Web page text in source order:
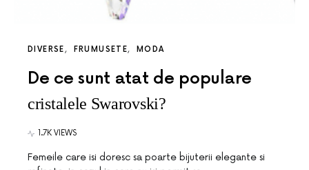
DIVERSE FRUMUSETE MODA
De ce sunt atat de populare
cristalele Swarovski?
1.7K VIEWS
Femeile care isi doresc sa poarte bijuterii elegante si